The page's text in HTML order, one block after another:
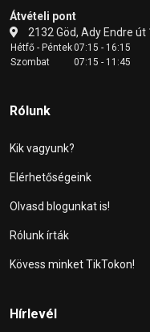
Átvételi pont
2132 Göd, Ady Endre út
Hétfő - Péntek07:15 - 16:15
Szombat
07:15 - 11:45
Rólunk
Kik vagyunk?
Elérhetőségeink
Olvasd blogunkat is!
Rólunk írták
Kövess minket TikTokon!
Hírlevél